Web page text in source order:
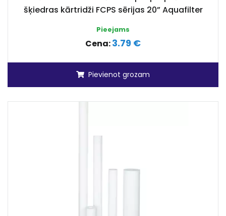
šķiedras kārtridži FCPS sērijas 20” Aquafilter
Pieejams
Cena:3.79 €
Pievienot grozam